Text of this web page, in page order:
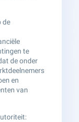
de
te
de onder
en
van